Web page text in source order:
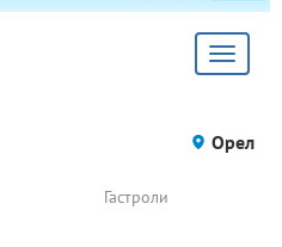
Toggle
Орел
Гастроли